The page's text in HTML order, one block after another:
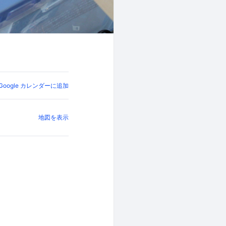
カレンダーに追加
地図を表示